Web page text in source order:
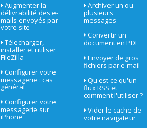
Augmenter la
délivrabilité des e-
mails envoyés par
votre site
Télecharger,
installer et utiliser
FileZilla
Configurer votre
messagerie : cas
général
Configurer votre
messagerie sur
iPhone
Archiver un ou
plusieurs
messages
Convertir un
document en PDF
Envoyer de gros
fichiers par e-mail
Qu'est ce qu'un
flux RSS et
comment l'utiliser ?
Vider le cache de
votre navigateur